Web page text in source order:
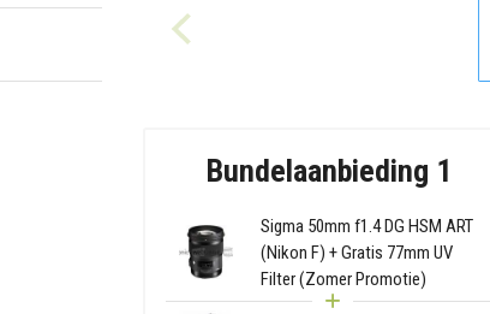
Bundelaanbieding 1
Sigma 50mm f1.4 DG HSM ART
(Nikon F) + Gratis 77mm UV
Filter (Zomer Promotie)